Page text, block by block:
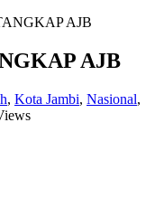
AJB
AJB
, Kota Jambi, Nasional,